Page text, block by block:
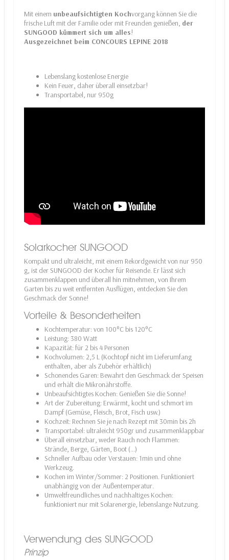
Mit einem unbeaufsichtigten Kochvorgang können Sie die
frische Luft mit der Familie oder mit Freunden genießen, der
SUNGOOD kümmert sich um alles!
Ausgezeichnet beim CONCOURS LEPINE 2018
Lebenslang kostenlose Energie
Kein Feuer, daher überall einsetzbar!
Transportabel, nur 950g
Solarkocher SUNGOOD
Kompakt und ultraleicht, mit einem Rekordgewicht von nur 950
g, ist der SUNGOOD der Kocher für Reisende. Er lässt sich
zusammenklappen und überall hin mitnehmen, von Ihrem
Garten bis zu weit entfernten Ausflügen, entdecken Sie den
Geschmack der Sonne!
Vorteile & Besonderheiten
Kochtemperatur: von 100°C bis 120°C
Leistung: 380 Watt
Kapazität: für 2 bis 4 Personen
Kochvolumen: 2,5 L (Kochtopf nicht im Lieferumfang
enthalten, aber als Zubehör erhältlich)
Schonendes Garen: Bewahrt den Geschmack der Speisen
und erhält die Mikronährstoffe.
Unbeaufsichtigtes Kochen: Genießen Sie die Sonne!
Art der Zubereitung: Erwärmt, kocht und schmort im
Dampf (Gemüse, Fleisch, Brot, Fisch usw.)
Kochzeit: Rechnen Sie je nach Rezept mit 30min bis 2h
Transportabel: ultraleicht 950gr und zusammenklappbar
Überall einsetzbar, weder Rauch noch Flammen:
Strände, Berge, Gärten, Boot (...)
Schneller Aufbau oder Verstauen: 1min und ohne
Werkzeug.
Kochen im Winter/Sommer: 2 Positionen. Funktioniert
unabhängig von der Außentemperatur.
Umweltfreundliches und nachhaltiges Kochen:
funktioniert nur mit Solarenergie, lebenslange Nutzung.
Verwendung des SUNGOOD
Prinzip